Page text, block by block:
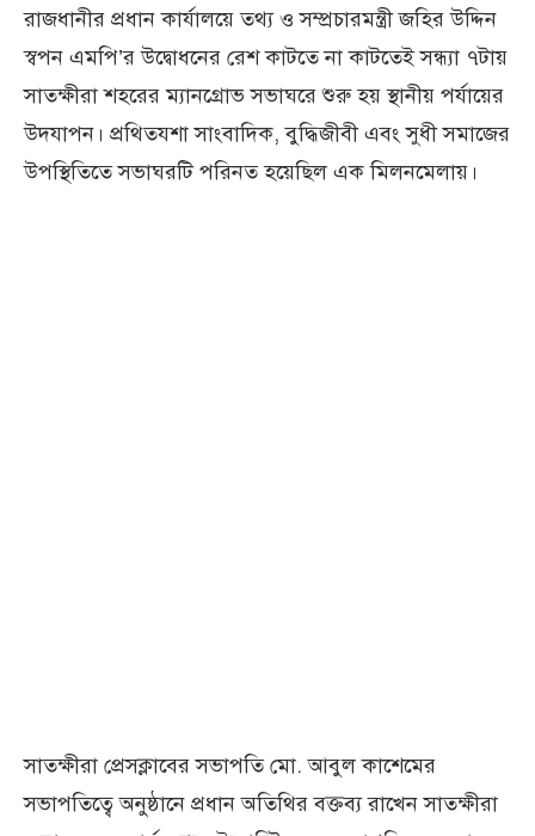
রাজধানীর প্রধান কার্যালয়ে তথ্য ও সম্প্রচারমন্ত্রী জহির উদ্দিন
স্বপন এমপি’র উদ্বোধনের রেশ কাটতে না কাটতেই সন্ধ্যা ৭টায়
সাতক্ষীরা শহরের ম্যানগ্রোভ সভাঘরে শুরু হয় স্থানীয় পর্যায়ের
উদযাপন। প্রথিতযশা সাংবাদিক, বুদ্ধিজীবী এবং সুধী সমাজের
উপস্থিতিতে সভাঘরটি পরিনত হয়েছিল এক মিলনমেলায়।
সাতক্ষীরা প্রেসক্লাবের সভাপতি মো. আবুল কাশেমের
সভাপতিত্বে অনুষ্ঠানে প্রধান অতিথির বক্তব্য রাখেন সাতক্ষীরা